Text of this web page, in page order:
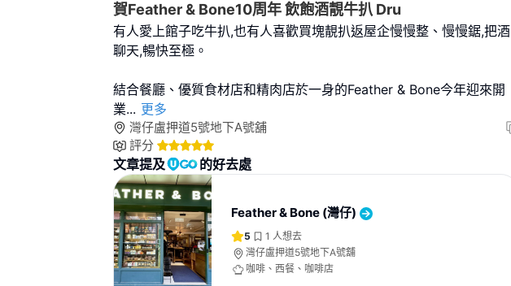
賀Feather & Bone10周年 飲飽酒靚牛扒 Dru
有人愛上館子吃牛扒,也有人喜歡買塊靚扒返屋企慢慢整、慢慢鋸,把酒
聊天,暢快至極。
結合餐廳、優質食材店和精肉店於一身的Feather & Bone今年迎來開
業... 更多
灣仔盧押道5號地下A號舖
評分
文章提及 的好去處
Feather & Bone (灣仔)
5 1 人想去
灣仔盧押道5號地下A號舖
咖啡、西餐、咖啡店